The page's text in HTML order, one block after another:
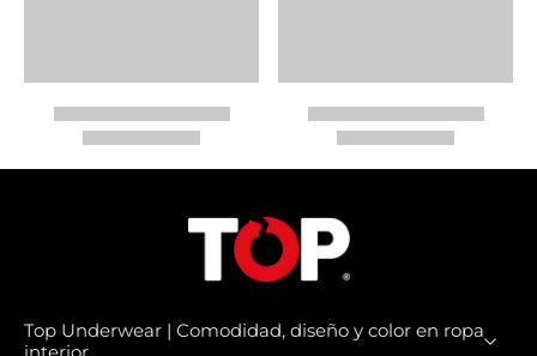
Top Underwear | Comodidad, diseño y color en ropa